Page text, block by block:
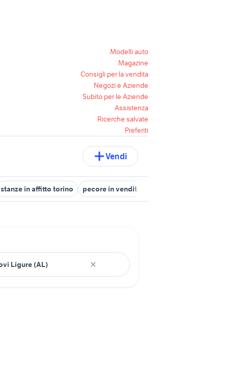
Modelli auto
Magazine
Consigli per la vendita
Negozi e Aziende
Subito per le Aziende
Assistenza
Ricerche salvate
Preferiti
Vendi
stanze in affitto torino pecore in vendita sardegna